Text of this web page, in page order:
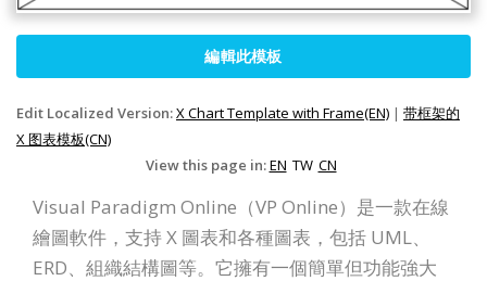
編輯此模板
Edit Localized Version:X Chart Template with Frame(EN) | 带框架的
X 图表模板(CN)
View this page in:EN TW CN
Visual Paradigm Online（VP Online）是一款在線
繪圖軟件，支持 X 圖表和各種圖表，包括 UML、
ERD、組織結構圖等。它擁有一個簡單但功能強大